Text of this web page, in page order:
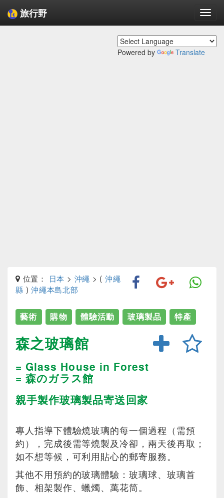
旅行野
Powered by Translate
位置： 日本 > 沖繩 > ( 沖繩
縣 )沖繩本島北部
藝術 購物 體驗活動 玻璃製品 特產
森之玻璃館
= Glass House in Forest
= 森のガラス館
親手製作玻璃製品寄送回家
專人指導下體驗燒玻璃的每一個過程（需預
約），完成後需等燒製及冷卻，兩天後再取；
如不想等候，可利用貼心的郵寄服務。
其他不用預約的玻璃體驗：玻璃球、玻璃首
飾、相架製作、蠟燭、萬花筒。